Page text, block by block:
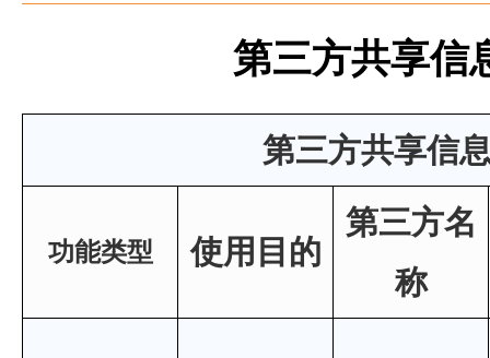
第三方共享信
第三方共享信
功能类型 使用目的
第三方名
称